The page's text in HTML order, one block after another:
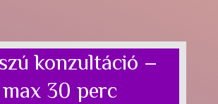
konzultáció –
max 30 perc